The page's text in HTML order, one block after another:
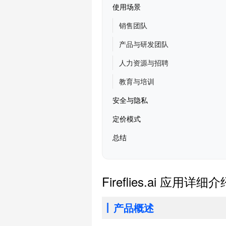
使用场景
销售团队
产品与研发团队
人力资源与招聘
教育与培训
安全与隐私
定价模式
总结
Fireflies.ai 应用详细介
产品概述